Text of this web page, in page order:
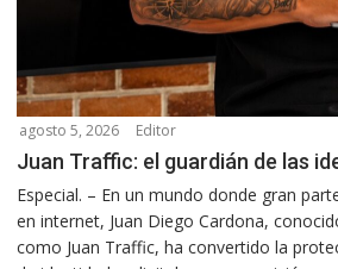
agosto 5, 2026 Editor
Juan Traffic: el guardián de las
Especial. – En un mundo donde gran
en internet, Juan Diego Cardona,
como Juan Traffic, ha convertido la